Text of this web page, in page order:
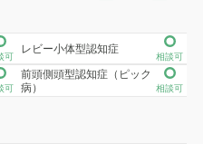
可
レビー小体型認知症
相談可
可
前頭側頭型認知症（ピック
病）
相談可